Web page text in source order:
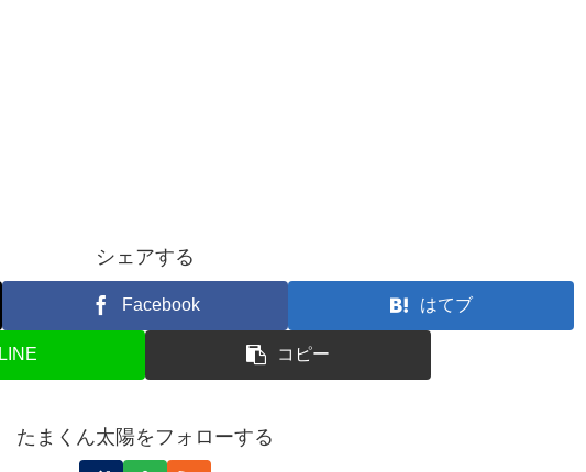
シェアする
Facebook はてブ
LINE コピー
たまくん太陽をフォローする